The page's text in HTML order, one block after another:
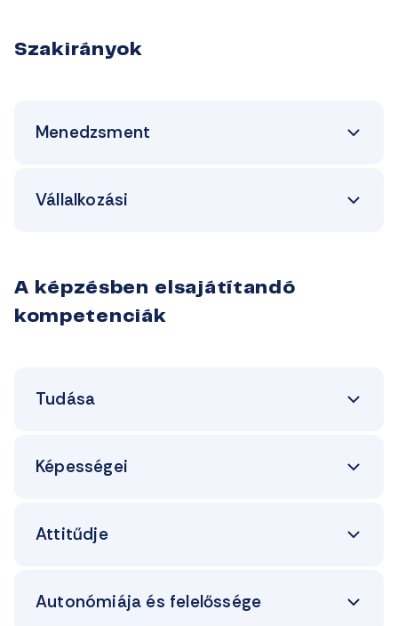
Szakirányok
Menedzsment
Vállalkozási
A képzésben elsajátítandó
kompetenciák
Tudása
Képességei
Attitűdje
Autonómiája és felelőssége